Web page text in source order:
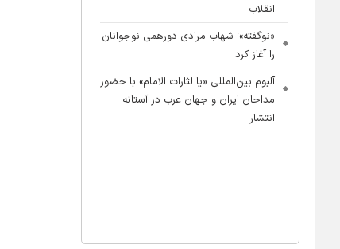
انقلاب
«نوگفته»؛ شهاب مرادی دورهمی نوجوانان
را آغاز کرد
آلبوم بین‌المللی «یا لثارات الامام» با حضور
مداحان ایران و جهان عرب در آستانه
انتشار